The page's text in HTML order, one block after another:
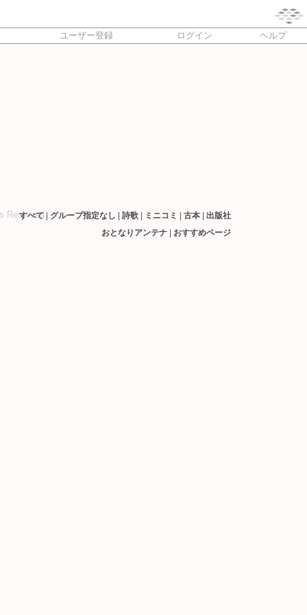
ユーザー登録 ログイン ヘルプ
すべて| グループ指定なし |詩歌 ミニコミ |古本 |出版社
おとなりアンテナ
おすすめページ
Reserved.